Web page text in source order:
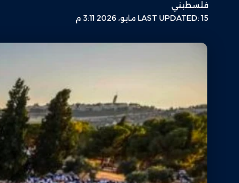
LAST UPDATED: 15 مايو، 2026 3:11 م
فلسطيني